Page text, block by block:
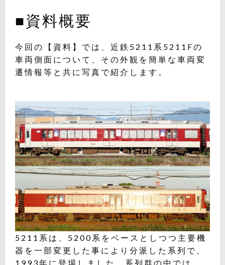
■資料概要
今回の【資料】では、近鉄5211系5211Fの
車両側面について、その外観を簡単な車両変
遷情報等と共に写真で紹介します。
5211系は、5200系をベースとしつつ主要機
器を一部変更した事により分派した系列で、
1993年に登場しました。系列群の中では、